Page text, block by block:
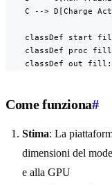
C --> D[Charge
classDef start
classDef proc
classDef out
Come funziona#
Stima: La
dimensioni del
e alla GPU